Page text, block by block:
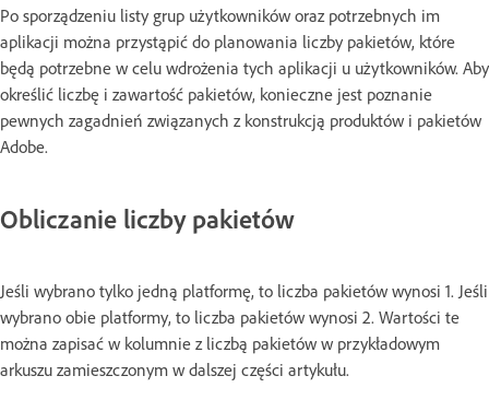
Po sporządzeniu listy grup użytkowników oraz potrzebnych im
aplikacji można przystąpić do planowania liczby pakietów, które
będą potrzebne w celu wdrożenia tych aplikacji u użytkowników. Aby
określić liczbę i zawartość pakietów, konieczne jest poznanie
pewnych zagadnień związanych z konstrukcją produktów i pakietów
Adobe.
Obliczanie liczby pakietów
Jeśli wybrano tylko jedną platformę, to liczba pakietów wynosi 1. Jeśli
wybrano obie platformy, to liczba pakietów wynosi 2. Wartości te
można zapisać w kolumnie z liczbą pakietów w przykładowym
arkuszu zamieszczonym w dalszej części artykułu.